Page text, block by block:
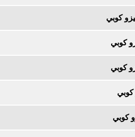
كوبي
كوبي
كوبي
كوبي
كوبي